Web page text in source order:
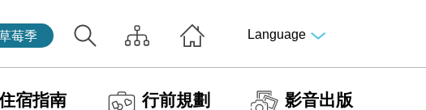
莓季 Language
宿指南 行前規劃 影音出版